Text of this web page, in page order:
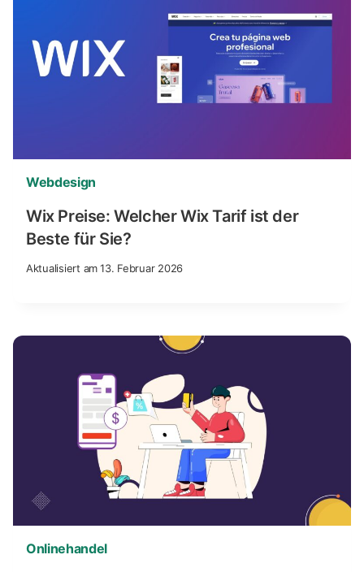
Webdesign
Wix Preise: Welcher Wix Tarif ist der
Beste für Sie?
Aktualisiert am 13. Februar 2026
Onlinehandel